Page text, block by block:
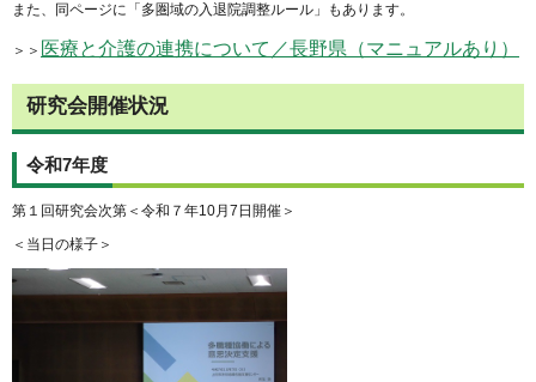
また、同ページに「多圏域の入退院調整ルール」もあります。
＞＞ 医療と介護の連携について／長野県（マニュアルあり）
研究会開催状況
令和7年度
第１回研究会次第＜令和７年10月7日開催＞
＜当日の様子＞